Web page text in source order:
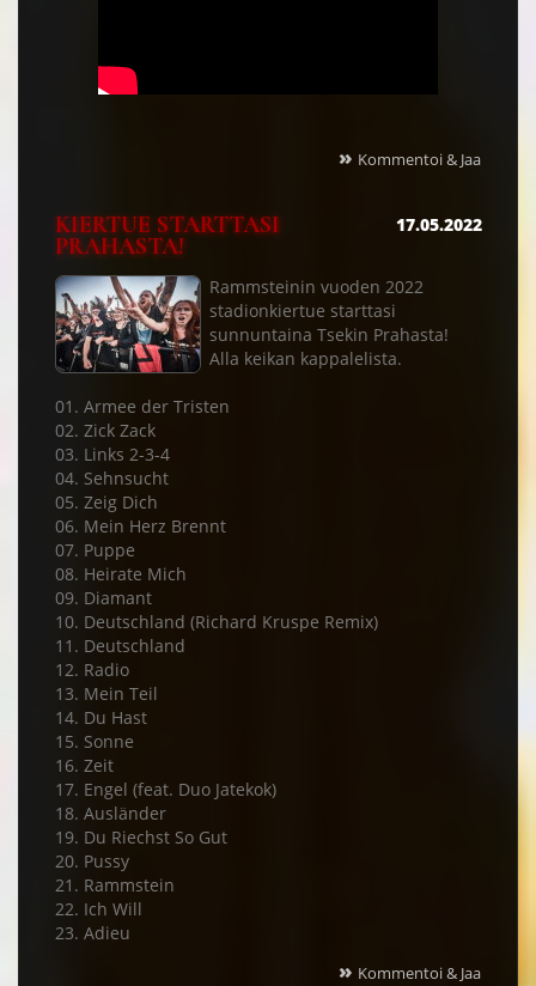
» Kommentoi & Jaa
KIERTUE STARTTASI
PRAHASTA!
17.05.2022
Rammsteinin vuoden 2022
stadionkiertue starttasi
sunnuntaina Tsekin Prahasta!
Alla keikan kappalelista.
01. Armee der Tristen
02. Zick Zack
03. Links 2-3-4
04. Sehnsucht
05. Zeig Dich
06. Mein Herz Brennt
07. Puppe
08. Heirate Mich
09. Diamant
10. Deutschland (Richard Kruspe Remix)
11. Deutschland
12. Radio
13. Mein Teil
14. Du Hast
15. Sonne
16. Zeit
17. Engel (feat. Duo Jatekok)
18. Ausländer
19. Du Riechst So Gut
20. Pussy
21. Rammstein
22. Ich Will
23. Adieu
» Kommentoi & Jaa